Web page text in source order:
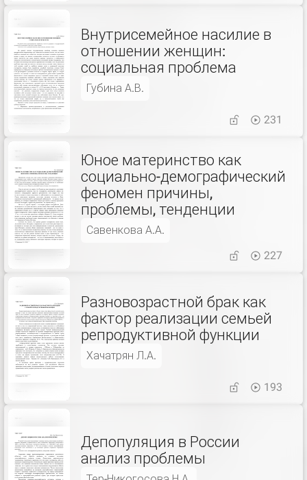
Внутрисемейное насилие в
отношении женщин:
социальная проблема
Губина А.В.
231
Юное материнство как
социально-демографический
феномен причины,
проблемы, тенденции
Савенкова А.А.
227
Разновозрастной брак как
фактор реализации семьей
репродуктивной функции
Хачатрян Л.А.
193
Депопуляция в России
анализ проблемы